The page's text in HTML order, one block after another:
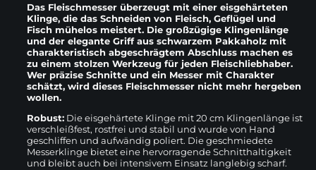
Das Fleischmesser überzeugt mit einer eisgehärteten
Klinge, die das Schneiden von Fleisch, Geflügel und
Fisch mühelos meistert. Die großzügige Klingenlänge
und der elegante Griff aus schwarzem Pakkaholz mit
charakteristisch abgeschrägtem Abschluss machen es
zu einem stolzen Werkzeug für jeden Fleischliebhaber.
Wer präzise Schnitte und ein Messer mit Charakter
schätzt, wird dieses Fleischmesser nicht mehr hergeben
wollen.
Robust: Die eisgehärtete Klinge mit 20 cm Klingenlänge ist
verschleißfest, rostfrei und stabil und wurde von Hand
geschliffen und aufwändig poliert. Die geschmiedete
Messerklinge bietet eine hervorragende Schnitthaltigkeit
und bleibt auch bei intensivem Einsatz langlebig scharf.